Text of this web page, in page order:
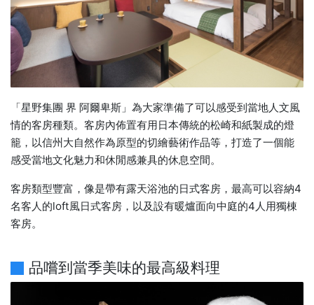
「星野集團 界 阿爾卑斯」為大家準備了可以感受到當地人文風
情的客房種類。客房內佈置有用日本傳統的松崎和紙製成的燈
籠，以信州大自然作為原型的切繪藝術作品等，打造了一個能
感受當地文化魅力和休閒感兼具的休息空間。
客房類型豐富，像是帶有露天浴池的日式客房，最高可以容納4
名客人的loft風日式客房，以及設有暖爐面向中庭的4人用獨棟
客房。
品嚐到當季美味的最高級料理